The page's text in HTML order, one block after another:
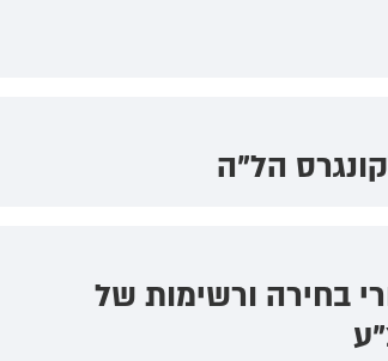
הל"ה
בחירה ורשימות של